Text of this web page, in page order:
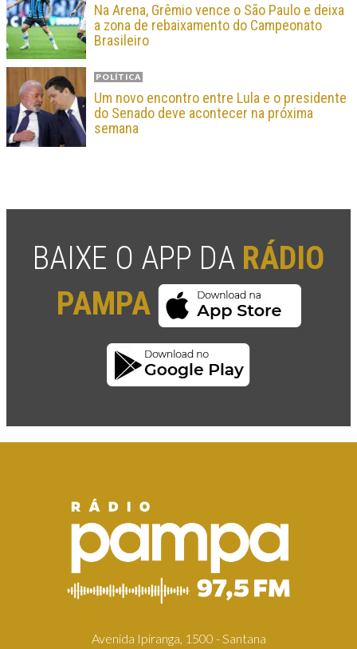
Na Arena, Grêmio vence o São Paulo e deixa
a zona de rebaixamento do Campeonato
Brasileiro
POLÍTICA
Um novo encontro entre Lula e o presidente
do Senado deve acontecer na próxima
semana
BAIXE O APP DA RÁDIO
PAMPA
Avenida Ipiranga, 1500 - Santana